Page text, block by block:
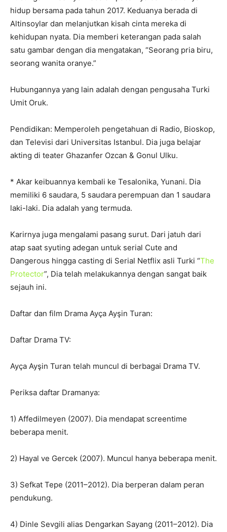
hidup bersama pada tahun 2017. Keduanya berada di
Altinsoylar dan melanjutkan kisah cinta mereka di
kehidupan nyata. Dia memberi keterangan pada salah
satu gambar dengan dia mengatakan, “Seorang pria biru,
seorang wanita oranye.”
Hubungannya yang lain adalah dengan pengusaha Turki
Umit Oruk.
Pendidikan: Memperoleh pengetahuan di Radio, Bioskop,
dan Televisi dari Universitas Istanbul. Dia juga belajar
akting di teater Ghazanfer Ozcan & Gonul Ulku.
* Akar keibuannya kembali ke Tesalonika, Yunani. Dia
memiliki 6 saudara, 5 saudara perempuan dan 1 saudara
laki-laki. Dia adalah yang termuda.
Karirnya juga mengalami pasang surut. Dari jatuh dari
atap saat syuting adegan untuk serial Cute and
Dangerous hingga casting di Serial Netflix asli Turki “The
Protector”, Dia telah melakukannya dengan sangat baik
sejauh ini.
Daftar dan film Drama Ayça Ayşin Turan:
Daftar Drama TV:
Ayça Ayşin Turan telah muncul di berbagai Drama TV.
Periksa daftar Dramanya:
1) Affedilmeyen (2007). Dia mendapat screentime
beberapa menit.
2) Hayal ve Gercek (2007). Muncul hanya beberapa menit.
3) Sefkat Tepe (2011–2012). Dia berperan dalam peran
pendukung.
4) Dinle Sevgili alias Dengarkan Sayang (2011–2012). Dia